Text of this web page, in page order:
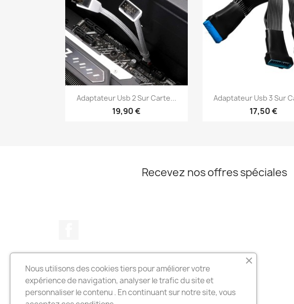
Aperçu rapide
Adaptateur Usb 2 Sur Carte...
19,90 €
Aperçu
Adaptateur Usb 3 Sur
17,50 €
Recevez nos offres spéciales
SARL C3P
Matériels
Nous utilisons des cookies tiers pour améliorer votre
expérience de navigation, analyser le trafic du site et
personnaliser le contenu . En continuant sur notre site, vous